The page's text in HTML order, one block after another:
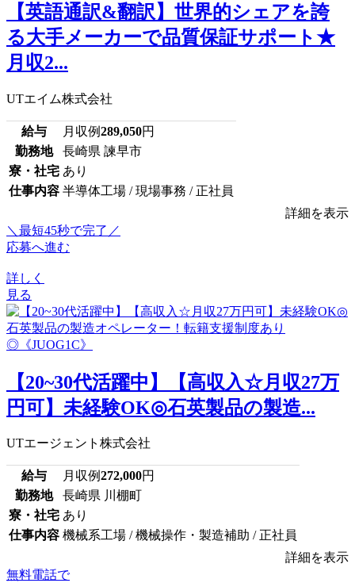
【英語通訳&翻訳】世界的シェアを誇
る大手メーカーで品質保証サポート★
月収2...
UTエイム株式会社
給与 月収例289,050円
勤務地
長崎県 諫早市
寮・社宅 あり
仕事内容 半導体工場 / 現場事務 / 正社員
詳細を表示
＼最短45秒で完了／
応募へ進む
詳しく
見る
【20~30代活躍中】【高収入☆月収27万
円可】未経験OK◎石英製品の製造...
UTエージェント株式会社
給与 月収例272,000円
勤務地
長崎県 川棚町
寮・社宅 あり
仕事内容 機械系工場 / 機械操作・製造補助 / 正社員
詳細を表示
無料電話で